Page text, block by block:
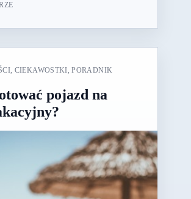
, CIEKAWOSTKI,PORADNIK
pojazd na